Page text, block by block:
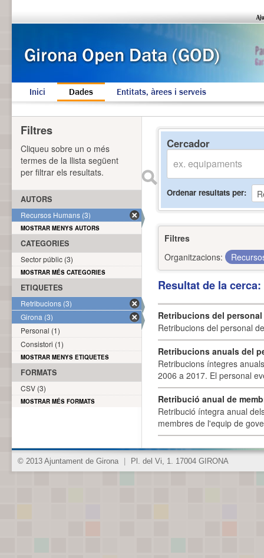
Inici Dades Entitats, àrees i serveis
Cercador
Ordenar resultats per
Filtres
Organitzacions:
Resultat de la
Retribucions del
Retribucions del personal
Retribucions anuals del
Retribucions íntegres
2006 a 2017. El personal
Retribució anual de
Retribució íntegra anual
membres de l'equip de
Filtres
Cliqueu sobre un o més
termes de la llista següent
per filtrar els resultats.
AUTORS
Recursos Humans (3)
MOSTRAR MENYS AUTORS
CATEGORIES
Sector públic (3)
MOSTRAR MÉS CATEGORIES
ETIQUETES
Retribucions (3)
Girona (3)
Personal (1)
Consistori (1)
MOSTRAR MENYS ETIQUETES
FORMATS
CSV (3)
MOSTRAR MÉS FORMATS
© 2013 Ajuntament de Girona Pl. del Vi, 1. 17004 GIRONA